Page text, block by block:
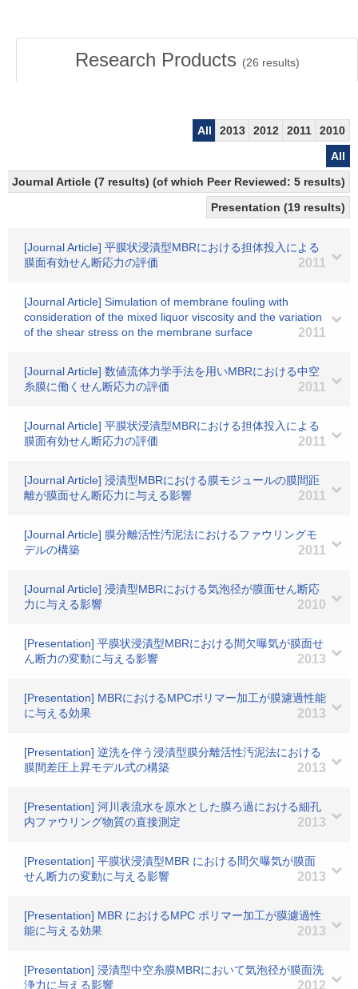
Research Products (26 results)
All 2013 2012 2011
2010
All
Journal Article (7 results) (of which Peer Reviewed: 5 results)
Presentation (19 results)
[Journal Article] 平膜状浸漬型MBRにおける担体投入による
膜面有効せん断応力の評価
2011
[Journal Article] Simulation of membrane fouling with
consideration of the mixed liquor viscosity and the variation
of the shear stress on the membrane surface
2011
[Journal Article] 数値流体力学手法を用いMBRにおける中空
糸膜に働くせん断応力の評価
2011
[Journal Article] 平膜状浸漬型MBRにおける担体投入による
膜面有効せん断応力の評価
2011
[Journal Article] 浸漬型MBRにおける膜モジュールの膜間距
離が膜面せん断応力に与える影響
2011
[Journal Article] 膜分離活性汚泥法におけるファウリングモ
デルの構築
2011
[Journal Article] 浸漬型MBRにおける気泡径が膜面せん断応
力に与える影響
2010
[Presentation] 平膜状浸漬型MBRにおける間欠曝気が膜面せ
ん断力の変動に与える影響
2013
[Presentation] MBRにおけるMPCポリマー加工が膜濾過性能
に与える効果
2013
[Presentation] 逆洗を伴う浸漬型膜分離活性汚泥法における
膜間差圧上昇モデル式の構築
2013
[Presentation] 河川表流水を原水とした膜ろ過における細孔
内ファウリング物質の直接測定
2013
[Presentation] 平膜状浸漬型MBR における間欠曝気が膜面
せん断力の変動に与える影響
2013
[Presentation] MBR におけるMPC ポリマー加工が膜濾過性
能に与える効果
2013
[Presentation] 浸漬型中空糸膜MBRにおいて気泡径が膜面洗
浄力に与える影響
2012